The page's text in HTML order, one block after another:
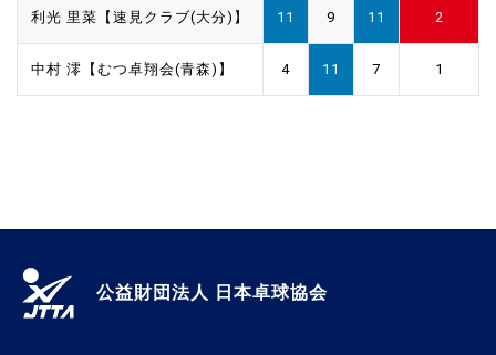
利光 里菜【速見クラブ(大分)】 11 9 11 2
中村 澪【むつ卓翔会(青森)】 4 11 7 1
公益財団法人 日本卓球協会